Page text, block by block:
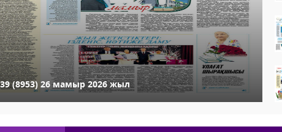
(8953) 26 мамыр 2026 жыл